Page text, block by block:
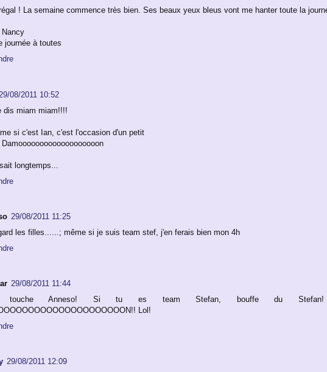
! La semaine commence très bien. Ses beaux yeux bleus vont me hanter toute la
Nancy
journée à toutes
29/08/2011 10:52
dis miam miam!!!!
si c'est Ian, c'est l'occasion d'un petit
longtemps...
29/08/2011 11:25
les filles......; même si je suis team stef, j'en ferais bien mon 4h
29/08/2011 11:44
touche Anneso! Si tu es team Stefan, bouffe du Stefan!
Lol!
29/08/2011 12:09